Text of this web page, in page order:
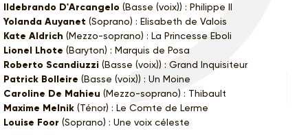
Ildebrando D'Arcangelo (Basse (voix)) : Philippe II
Yolanda Auyanet (Soprano) : Elisabeth de Valois
Kate Aldrich (Mezzo-soprano) : La Princesse Eboli
Lionel Lhote (Baryton) : Marquis de Posa
Roberto Scandiuzzi (Basse (voix)) : Grand Inquisiteur
Patrick Bolleire (Basse (voix)) : Un Moine
Caroline De Mahieu (Mezzo-soprano) : Thibault
Maxime Melnik (Ténor) : Le Comte de Lerme
Louise Foor (Soprano) : Une voix céleste